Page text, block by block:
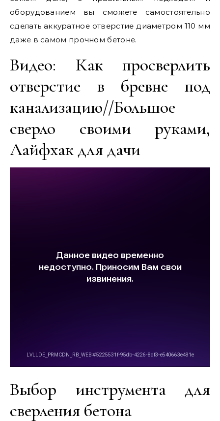
оборудованием вы сможете самостоятельно
сделать аккуратное отверстие диаметром 110 мм
даже в самом прочном бетоне.
Видео: Как просверлить
отверстие в бревне под
канализацию//Большое
сверло своими руками,
Лайфхак для дачи
Выбор инструмента для
сверления бетона